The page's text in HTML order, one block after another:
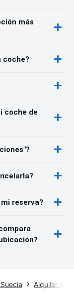
más
coche?
coche de
reserva?
Alquiler de